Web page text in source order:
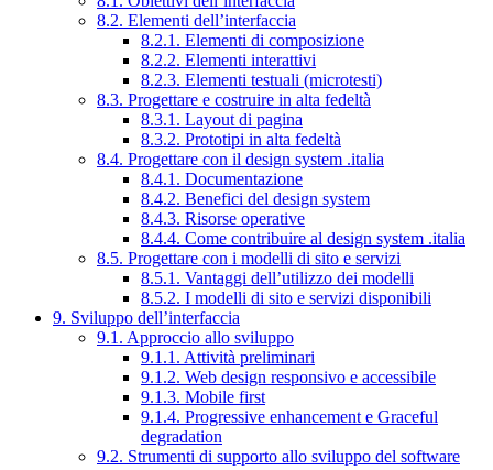
8.2. Elementi dell’interfaccia
8.2.1. Elementi di composizione
8.2.2. Elementi interattivi
8.2.3. Elementi testuali (microtesti)
8.3. Progettare e costruire in alta fedeltà
8.3.1. Layout di pagina
8.3.2. Prototipi in alta fedeltà
8.4. Progettare con il design system .italia
8.4.1. Documentazione
8.4.2. Benefici del design system
8.4.3. Risorse operative
8.4.4. Come contribuire al design system .italia
8.5. Progettare con i modelli di sito e servizi
8.5.1. Vantaggi dell’utilizzo dei modelli
8.5.2. I modelli di sito e servizi disponibili
9. Sviluppo dell’interfaccia
9.1. Approccio allo sviluppo
9.1.1. Attività preliminari
9.1.2. Web design responsivo e accessibile
9.1.3. Mobile first
9.1.4. Progressive enhancement e Graceful
degradation
9.2. Strumenti di supporto allo sviluppo del software